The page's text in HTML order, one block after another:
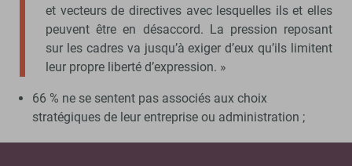
et vecteurs de directives avec lesquelles ils et elles
peuvent être en désaccord. La pression reposant
sur les cadres va jusqu’à exiger d’eux qu’ils limitent
leur propre liberté d’expression. »
66 % ne se sentent pas associés aux choix
stratégiques de leur entreprise ou administration ;